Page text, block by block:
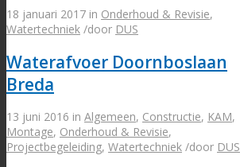
18 januari 2017 in Onderhoud & Revisie,
Watertechniek /door DUS
Waterafvoer Doornboslaan
Breda
13 juni 2016 in Algemeen, Constructie, KAM,
Montage, Onderhoud & Revisie,
Projectbegeleiding, Watertechniek /door DUS